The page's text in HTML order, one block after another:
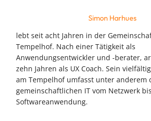
Simon Harhues
lebt seit acht Jahren in der
Tempelhof. Nach einer Tätigkeit als
Anwendungsentwickler und -berater,
zehn Jahren als UX Coach. Sein
am Tempelhof umfasst unter anderem
gemeinschaftlichen IT vom Netzwerk
Softwareanwendung.